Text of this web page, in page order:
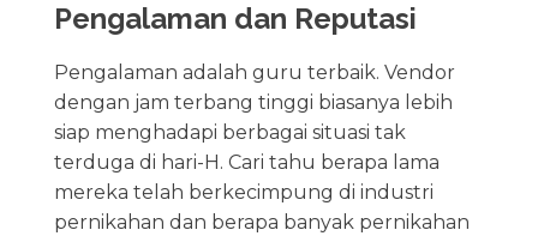
Pengalaman dan Reputasi
Pengalaman adalah guru terbaik. Vendor
dengan jam terbang tinggi biasanya lebih
siap menghadapi berbagai situasi tak
terduga di hari-H. Cari tahu berapa lama
mereka telah berkecimpung di industri
pernikahan dan berapa banyak pernikahan